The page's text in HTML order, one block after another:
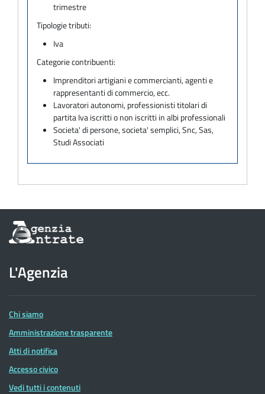
trimestre
Tipologie tributi:
Iva
Categorie contribuenti:
Imprenditori artigiani e commercianti, agenti e
rappresentanti di commercio, ecc.
Lavoratori autonomi, professionisti titolari di
partita Iva iscritti o non iscritti in albi professionali
Societa' di persone, societa' semplici, Snc, Sas,
Studi Associati
Informazioni
sul
dell'Agenzia
delle
Entrate
L'Agenzia
Chi siamo
Amministrazione trasparente
Atti di notifica
Accesso civico
Vedi tutti i contenuti